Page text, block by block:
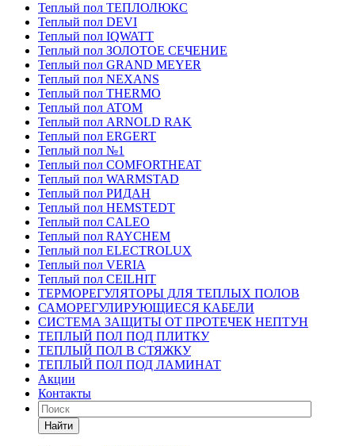
Теплый пол ТЕПЛОЛЮКС
Теплый пол DEVI
Теплый пол IQWATT
Теплый пол ЗОЛОТОЕ СЕЧЕНИЕ
Теплый пол GRAND MEYER
Теплый пол NEXANS
Теплый пол THERMO
Теплый пол ATOM
Теплый пол ARNOLD RAK
Теплый пол ERGERT
Теплый пол №1
Теплый пол COMFORTHEAT
Теплый пол WARMSTAD
Теплый пол РИДАН
Теплый пол HEMSTEDT
Теплый пол CALEO
Теплый пол RAYCHEM
Теплый пол ELECTROLUX
Теплый пол VERIA
Теплый пол CEILHIT
ТЕРМОРЕГУЛЯТОРЫ ДЛЯ ТЕПЛЫХ ПОЛОВ
САМОРЕГУЛИРУЮЩИЕСЯ КАБЕЛИ
СИСТЕМА ЗАЩИТЫ ОТ ПРОТЕЧЕК НЕПТУН
ТЕПЛЫЙ ПОЛ ПОД ПЛИТКУ
ТЕПЛЫЙ ПОЛ В СТЯЖКУ
ТЕПЛЫЙ ПОЛ ПОД ЛАМИНАТ
Акции
Контакты
Найти